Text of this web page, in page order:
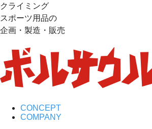
クライミング
スポーツ用品の
企画・製造・販売
CONCEPT
COMPANY